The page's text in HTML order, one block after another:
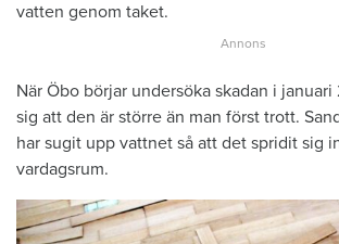
vatten genom taket.
När Öbo börjar undersöka skadan i
sig att den är större än man först trott.
har sugit upp vattnet så att det spridit sig
vardagsrum.